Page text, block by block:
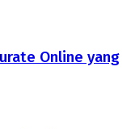
Online yang